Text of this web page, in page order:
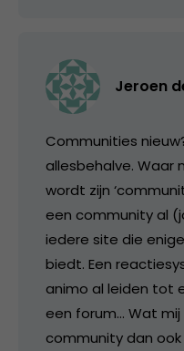
Jeroen
Communities
allesbehalve. Waar
wordt zijn
een community al
iedere site die
biedt. Een
animo al leiden tot
een forum… Wat
community dan ook